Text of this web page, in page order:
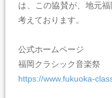
は、この協賛が、地元
考えております。
公式ホームページ
福岡クラシック音楽祭
https://www.fukuoka-